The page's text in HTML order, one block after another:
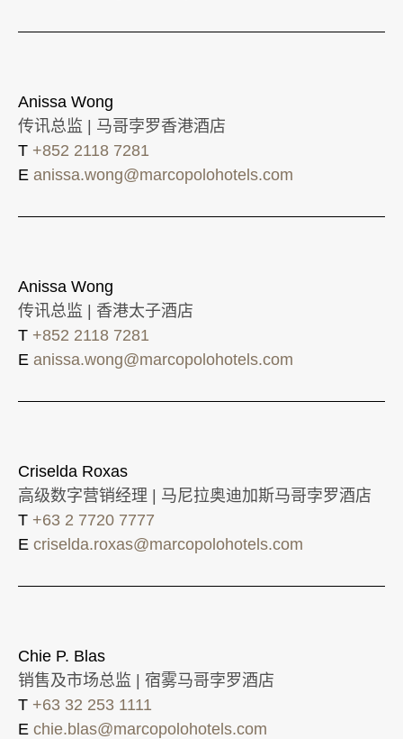
Anissa Wong
传讯总监 | 马哥孛罗香港酒店
T +852 2118 7281
E anissa.wong@marcopolohotels.com
Anissa Wong
传讯总监 | 香港太子酒店
T +852 2118 7281
E anissa.wong@marcopolohotels.com
Criselda Roxas
高级数字营销经理 | 马尼拉奥迪加斯马哥孛罗酒店
T +63 2 7720 7777
E criselda.roxas@marcopolohotels.com
Chie P. Blas
销售及市场总监 | 宿雾马哥孛罗酒店
T +63 32 253 1111
E chie.blas@marcopolohotels.com